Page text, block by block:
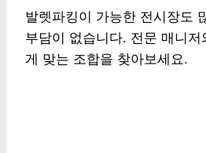
발렛파킹이 가능한 전시장도
부담이 없습니다. 전문 매니저
게 맞는 조합을 찾아보세요.